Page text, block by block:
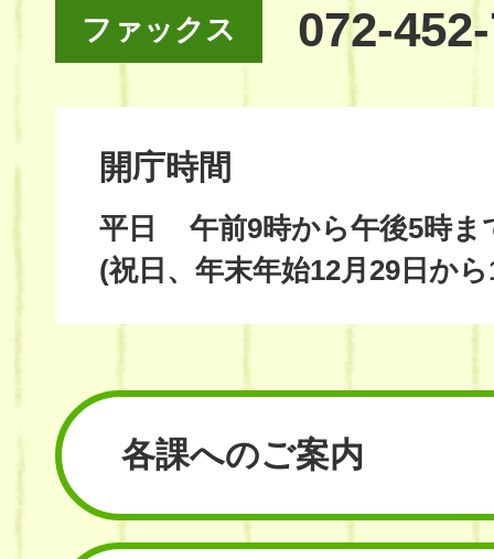
ファックス 072-
開庁時間
平日
午前9時から午後5時ま
(祝日、年末年始12月29日か
各課へのご案内